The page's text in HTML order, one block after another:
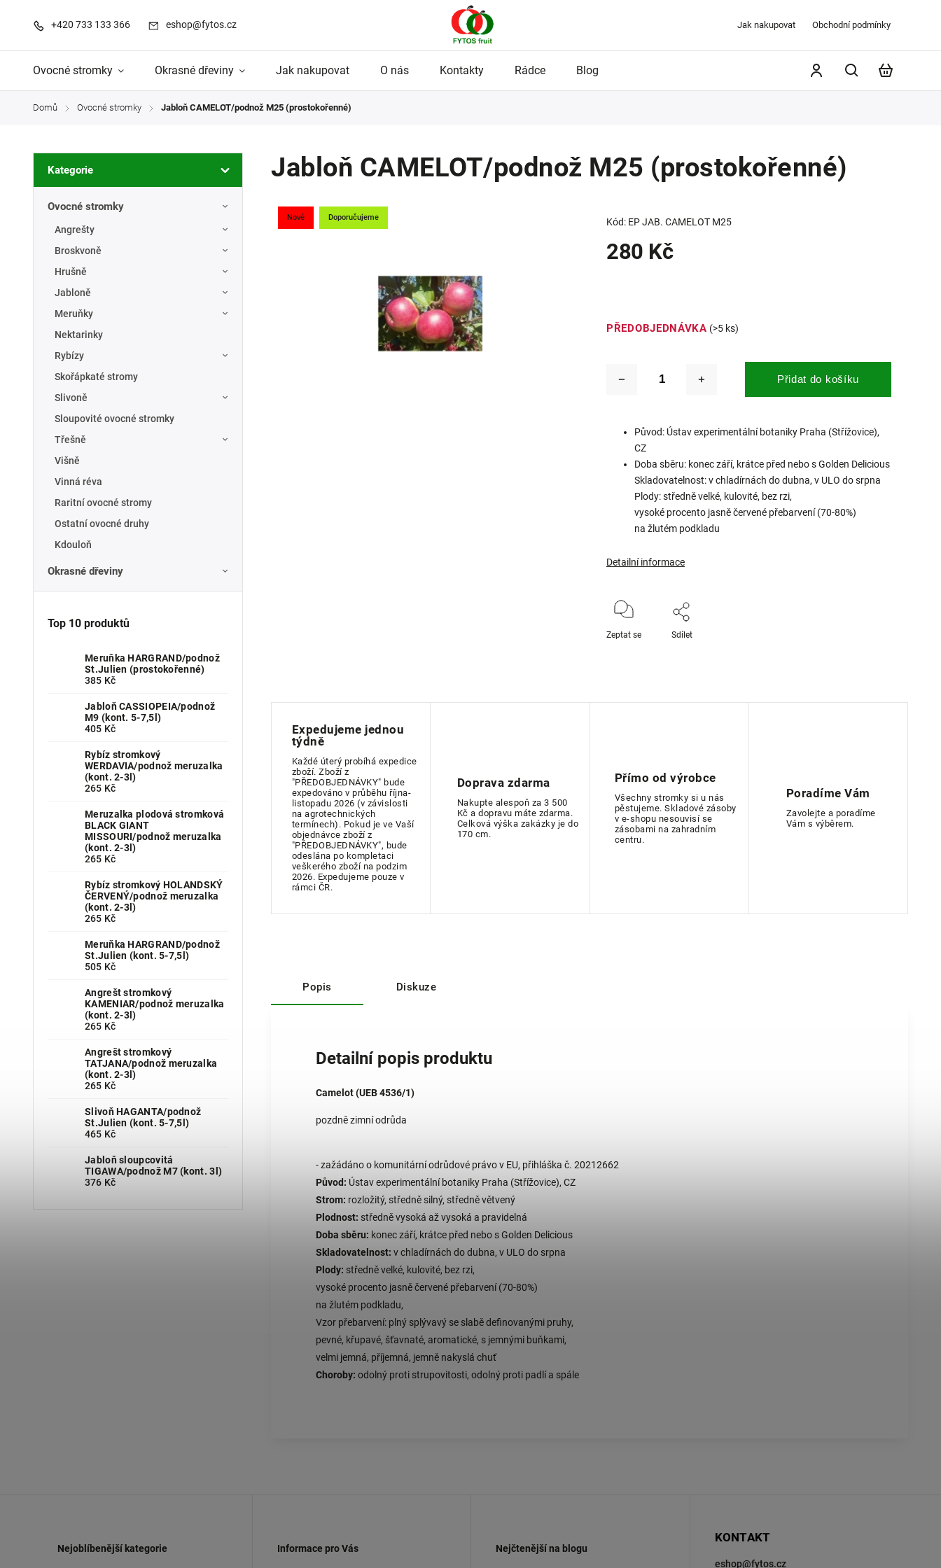
+420 733 133 366 eshop@fytos.cz Jak nakupovat Obchodní podmínky
Ovocné stromky Okrasné dřeviny Jak nakupovat O nás Kontakty Rádce Blog
Domů / Ovocné stromky / Jabloň CAMELOT/podnož M25 (prostokořenné)
Kategorie
Ovocné stromky
Angrešty
Broskvoně
Hrušně
Jabloně
Meruňky
Nektarinky
Rybízy
Skořápkaté stromy
Slivoně
Sloupovité ovocné stromky
Třešně
Višně
Vinná réva
Raritní ovocné stromy
Ostatní ovocné druhy
Kdouloň
Okrasné dřeviny
Top 10 produktů
Meruňka HARGRAND/podnož
St.Julien (prostokořenné)
385 Kč
Jabloň CASSIOPEIA/podnož
M9 (kont. 5-7,5l)
405 Kč
Rybíz stromkový
WERDAVIA/podnož meruzalka
(kont. 2-3l)
265 Kč
Meruzalka plodová stromková
BLACK GIANT
MISSOURI/podnož meruzalka
(kont. 2-3l)
265 Kč
Rybíz stromkový HOLANDSKÝ
ČERVENÝ/podnož meruzalka
(kont. 2-3l)
265 Kč
Meruňka HARGRAND/podnož
St.Julien (kont. 5-7,5l)
505 Kč
Angrešt stromkový
KAMENIAR/podnož meruzalka
(kont. 2-3l)
265 Kč
Angrešt stromkový
TATJANA/podnož meruzalka
(kont. 2-3l)
265 Kč
Slivoň HAGANTA/podnož
St.Julien (kont. 5-7,5l)
465 Kč
Jabloň sloupcovitá
TIGAWA/podnož M7 (kont. 3l)
376 Kč
Jabloň CAMELOT/podnož M25 (prostokořenné)
Nové Doporučujeme Kód: EP JAB. CAMELOT M25
280 Kč
PŘEDOBJEDNÁVKA (>5 ks)
Přidat do košíku
Původ: Ústav experimentální botaniky Praha (Střížovice),
CZ
Doba sběru: konec září, krátce před nebo s Golden Delicious
Skladovatelnost: v chladírnách do dubna, v ULO do srpna
Plody: středně velké, kulovité, bez rzi,
vysoké procento jasně červené přebarvení (70-80%)
na žlutém podkladu
Detailní informace
Zeptat se Sdílet
Expedujeme jednou
týdně
Každé úterý probíhá expedice
zboží. Zboží z
"PŘEDOBJEDNÁVKY" bude
expedováno v průběhu října-
listopadu 2026 (v závislosti
na agrotechnických
termínech). Pokud je ve Vaší
objednávce zboží z
"PŘEDOBJEDNÁVKY", bude
odeslána po kompletaci
veškerého zboží na podzim
2026. Expedujeme pouze v
rámci ČR.
Doprava zdarma
Nakupte alespoň za 3 500
Kč a dopravu máte zdarma.
Celková výška zakázky je do
170 cm.
Přímo od výrobce
Všechny stromky si u nás
pěstujeme. Skladové zásoby
v e-shopu nesouvisí se
zásobami na zahradním
centru.
Poradíme Vám
Zavolejte a poradíme
Vám s výběrem.
Popis Diskuze
Detailní popis produktu
Camelot (UEB 4536/1)
pozdně zimní odrůda
- zažádáno o komunitární odrůdové právo v EU, přihláška č. 20212662
Původ: Ústav experimentální botaniky Praha (Střížovice), CZ
Strom: rozložitý, středně silný, středně větvený
Plodnost: středně vysoká až vysoká a pravidelná
Doba sběru: konec září, krátce před nebo s Golden Delicious
Skladovatelnost: v chladírnách do dubna, v ULO do srpna
Plody: středně velké, kulovité, bez rzi,
vysoké procento jasně červené přebarvení (70-80%)
na žlutém podkladu,
Vzor přebarvení: plný splývavý se slabě definovanými pruhy,
pevné, křupavé, šťavnaté, aromatické, s jemnými buňkami,
velmi jemná, příjemná, jemně nakyslá chuť
Choroby: odolný proti strupovitosti, odolný proti padlí a spále
Nejoblíbenější kategorie Informace pro Vás Nejčtenější na blogu
KONTAKT
eshop@fytos.cz